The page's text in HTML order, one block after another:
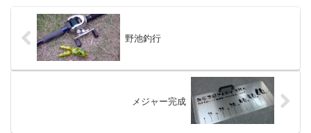
野池釣行
メジャー完成